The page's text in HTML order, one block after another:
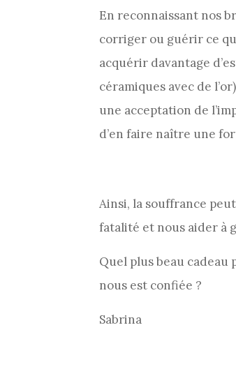
En reconnaissant nos
corriger ou guérir ce
acquérir davantage
céramiques avec de
une acceptation de
d’en faire naître une
Ainsi, la souffrance
fatalité et nous aider à
Quel plus beau
nous est confiée ?
Sabrina